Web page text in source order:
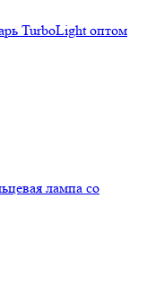
TurboLight оптом
лампа со